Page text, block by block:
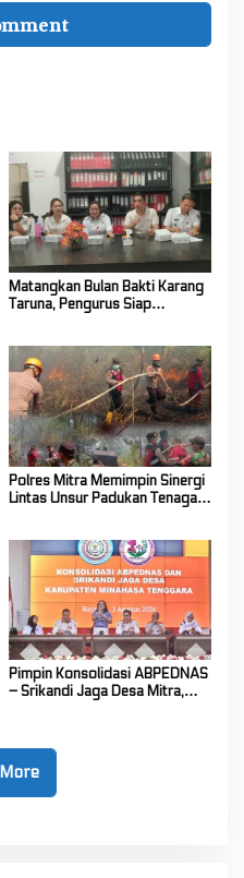
Matangkan Bulan Bakti Karang
Taruna, Pengurus Siap
Polres Mitra Memimpin Sinergi
Lintas Unsur Padukan Tenaga
Pimpin Konsolidasi ABPEDNAS
– Srikandi Jaga Desa Mitra,